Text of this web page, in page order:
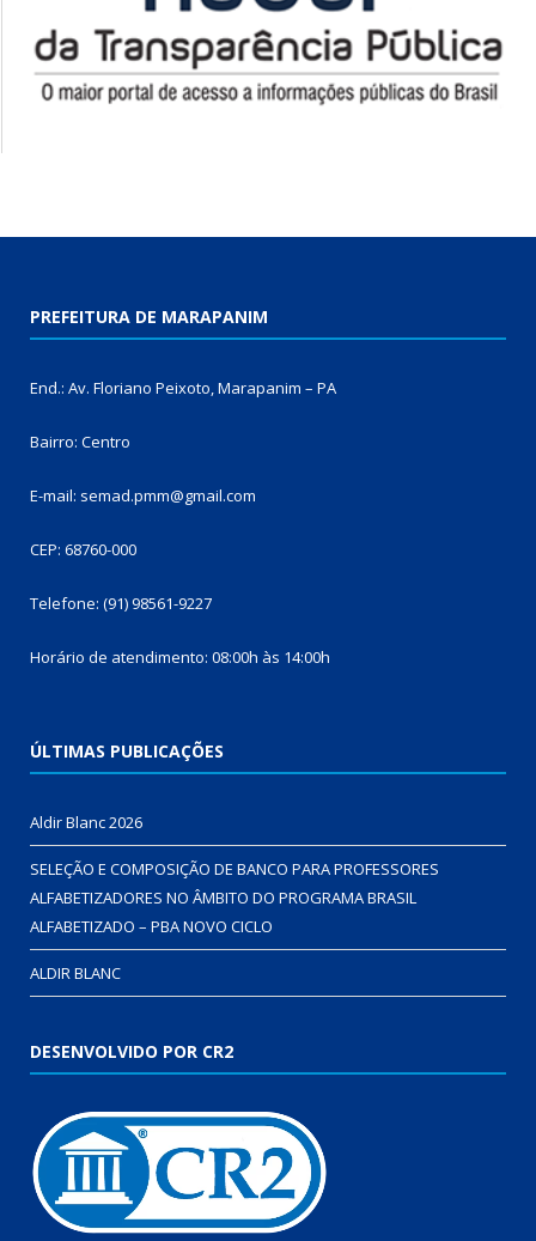
PREFEITURA DE MARAPANIM
End.: Av. Floriano Peixoto, Marapanim – PA
Bairro: Centro
E-mail: semad.pmm@gmail.com
CEP: 68760-000
Telefone: (91) 98561-9227
Horário de atendimento: 08:00h às 14:00h
ÚLTIMAS PUBLICAÇÕES
Aldir Blanc 2026
SELEÇÃO E COMPOSIÇÃO DE BANCO PARA PROFESSORES
ALFABETIZADORES NO ÂMBITO DO PROGRAMA BRASIL
ALFABETIZADO – PBA NOVO CICLO
ALDIR BLANC
DESENVOLVIDO POR CR2